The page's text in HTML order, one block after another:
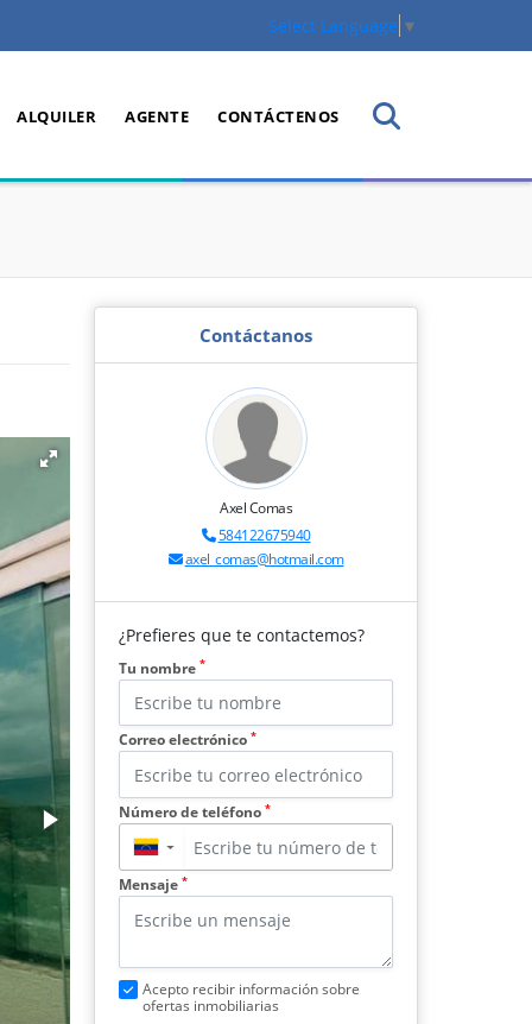
Select Language ▼
ALQUILER AGENTE CONTÁCTENOS
Contáctanos
Axel Comas
584122675940
axel_comas@hotmail.com
¿Prefieres que te contactemos?
Tu nombre *
Correo electrónico *
Número de teléfono *
▼
Mensaje *
Acepto recibir información sobre
ofertas inmobiliarias